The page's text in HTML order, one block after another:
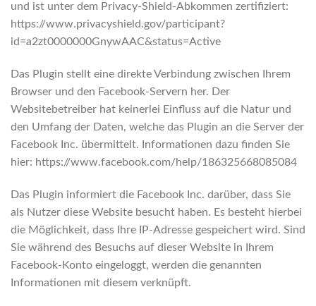
und ist unter dem Privacy-Shield-Abkommen zertifiziert:
https://www.privacyshield.gov/participant?
id=a2zt0000000GnywAAC&status=Active
Das Plugin stellt eine direkte Verbindung zwischen Ihrem
Browser und den Facebook-Servern her. Der
Websitebetreiber hat keinerlei Einfluss auf die Natur und
den Umfang der Daten, welche das Plugin an die Server der
Facebook Inc. übermittelt. Informationen dazu finden Sie
hier: https://www.facebook.com/help/186325668085084
Das Plugin informiert die Facebook Inc. darüber, dass Sie
als Nutzer diese Website besucht haben. Es besteht hierbei
die Möglichkeit, dass Ihre IP-Adresse gespeichert wird. Sind
Sie während des Besuchs auf dieser Website in Ihrem
Facebook-Konto eingeloggt, werden die genannten
Informationen mit diesem verknüpft.